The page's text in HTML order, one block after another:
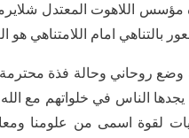
مؤسس اللاهوت المعتدل
بالتناهي امام اللامتناهي هو